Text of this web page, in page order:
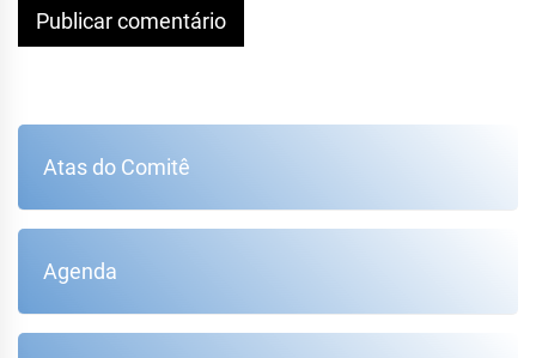
Atas do Comitê
Agenda